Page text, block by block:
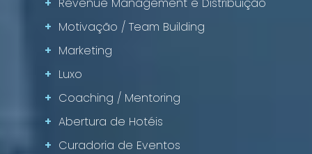
+ Motivação / Team Building
+ Marketing
+ Luxo
+ Coaching / Mentoring
+ Abertura de Hotéis
+ Curadoria de Eventos